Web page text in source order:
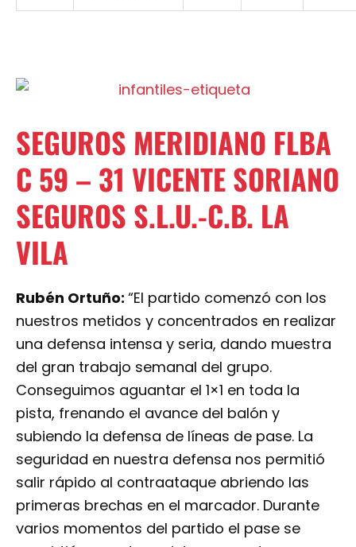
SEGUROS MERIDIANO FLBA
C 59 – 31 VICENTE SORIANO
SEGUROS S.L.U.-C.B. LA
VILA
Rubén Ortuño: “El partido comenzó con los
nuestros metidos y concentrados en realizar
una defensa intensa y seria, dando muestra
del gran trabajo semanal del grupo.
Conseguimos aguantar el 1×1 en toda la
pista, frenando el avance del balón y
subiendo la defensa de líneas de pase. La
seguridad en nuestra defensa nos permitió
salir rápido al contraataque abriendo las
primeras brechas en el marcador. Durante
varios momentos del partido el pase se